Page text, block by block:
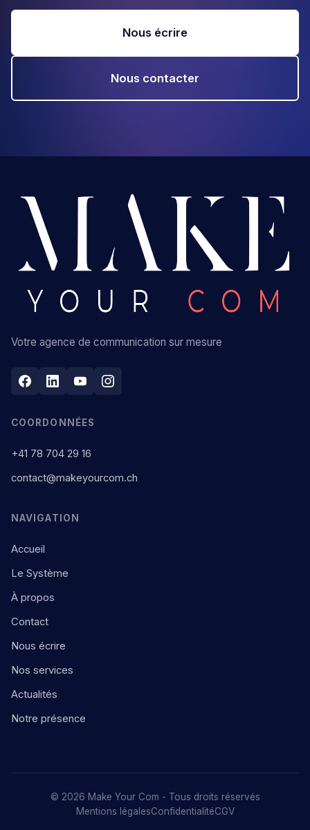
Nous écrire
Nous contacter
Votre agence de communication sur mesure
COORDONNÉES
+41 78 704 29 16
contact@makeyourcom.ch
NAVIGATION
Accueil
Le Système
À propos
Contact
Nous écrire
Nos services
Actualités
Notre présence
© 2026 Make Your Com - Tous droits réservés
Mentions légalesConfidentialitéCGV